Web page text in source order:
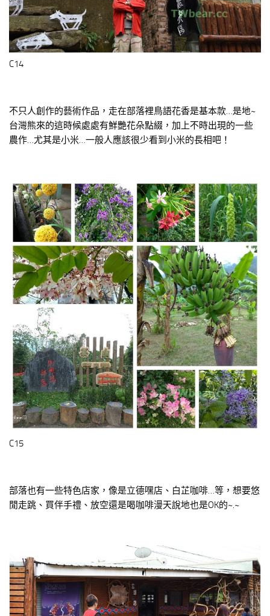
C14
不只人創作的藝術作品，走在部落裡鳥語花香是基本款…是地~
台灣熊來的這時候處處有鮮艷花朵點綴，加上不時出現的一些
農作…尤其是小米…一般人應該很少看到小米的長相吧！
C15
部落也有一些特色店家，像是立德嘿店、白芷咖啡…等，想要悠
閒走跳、買伴手禮、放空還是喝咖啡漫天說地也是OK的~.~